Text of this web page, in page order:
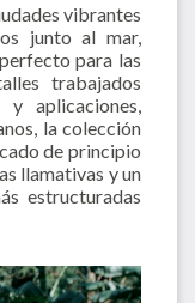
vibrantes
junto al mar,
para las
trabajados
aplicaciones,
la colección
de principio
llamativas y un
estructuradas